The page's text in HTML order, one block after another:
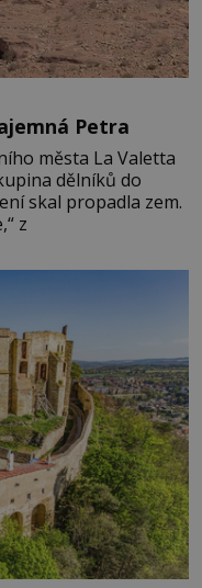
Petra
města La Valetta
dělníků do
skal propadla zem.
z